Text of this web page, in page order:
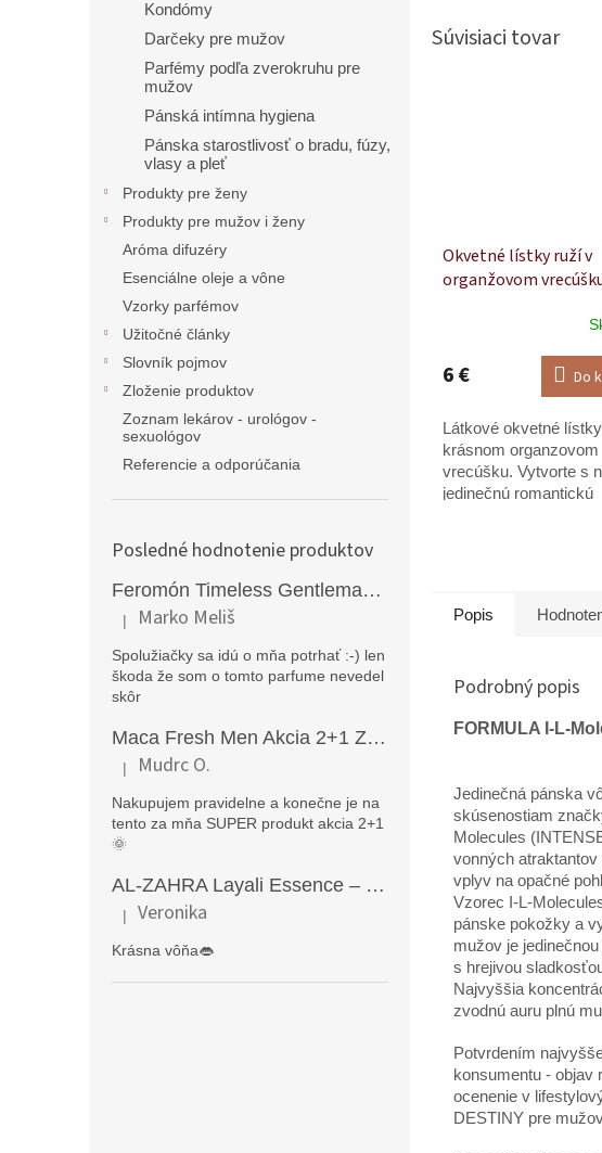
Kondómy
Darčeky pre mužov
Parfémy podľa zverokruhu pre
mužov
Pánská intímna hygiena
Pánska starostlivosť o bradu, fúzy,
vlasy a pleť
Produkty pre ženy
Produkty pre mužov i ženy
Aróma difuzéry
Esenciálne oleje a vône
Vzorky parfémov
Užitočné články
Slovník pojmov
Zloženie produktov
Zoznam lekárov - urológov -
sexuológov
Referencie a odporúčania
Posledné hodnotenie produktov
Feromón Timeless Gentleman silný feromónový parfém pre mužov - 50ml
Hodnotenie produktu je 5 z 5 hviezdičiek.
| Marko Meliš
Spolužiačky sa idú o mňa potrhať :-) len
škoda že som o tomto parfume nevedel
skôr
Maca Fresh Men Akcia 2+1 ZDARMA (270kapsúl )
Hodnotenie produktu je 5 z 5 hviezdičiek.
| Mudrc O.
Nakupujem pravidelne a konečne je na
tento za mňa SUPER produkt akcia 2+1
🌞
AL-ZAHRA Layali Essence – zmyselný arabský parfém pre ženy s originálnymi orientálnymi tónmi v luxusnom dubajskom štýle (50 ml)
Hodnotenie produktu je 5 z 5 hviezdičiek.
| Veronika
Krásna vôňa👄
Súvisiaci tovar
Okvetné lístky ruží v
organžovom
6 € Do
Látkové okvetné
krásnom organzovom
vrecúšku. Vytvorte s
jedinečnú romantickú
Popis
Podrobný popis
FORMULA I-L-
Jedinečná pánska
skúsenostiam
Molecules
vonných
vplyv na opačné
Vzorec I-L-
pánske pokožky a
mužov je
s hrejivou
Najvyššia
zvodnú auru plnú
Potvrdením
konsumentu -
ocenenie v
DESTINY pre